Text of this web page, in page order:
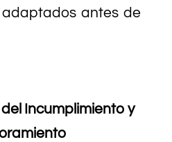
antes de
Incumplimiento y